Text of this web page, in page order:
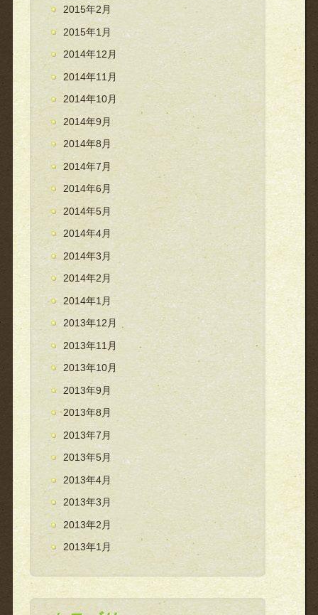
2015年2月
2015年1月
2014年12月
2014年11月
2014年10月
2014年9月
2014年8月
2014年7月
2014年6月
2014年5月
2014年4月
2014年3月
2014年2月
2014年1月
2013年12月
2013年11月
2013年10月
2013年9月
2013年8月
2013年7月
2013年5月
2013年4月
2013年3月
2013年2月
2013年1月